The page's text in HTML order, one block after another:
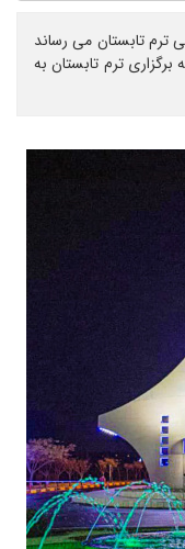
ترم تابستان می رساند
تابستان سال ۱۴۰۳ اقدام به برگزاری ترم تابستان به